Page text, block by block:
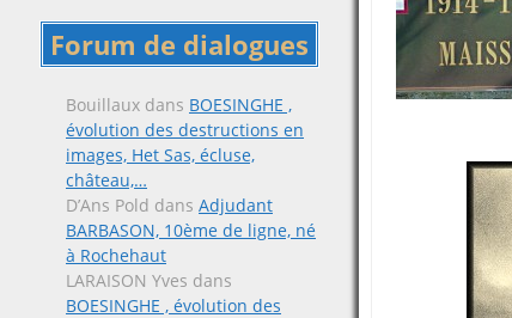
Forum de dialogues
Bouillaux dans BOESINGHE ,
évolution des destructions en
images, Het Sas, écluse,
château,…
D’Ans Pold dans Adjudant
BARBASON, 10ème de ligne, né
à Rochehaut
LARAISON Yves dans
BOESINGHE , évolution des